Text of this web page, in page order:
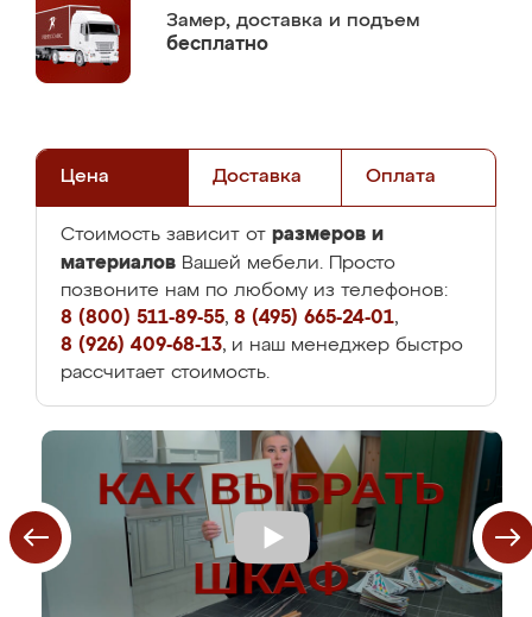
Замер, доставка и подъем
бесплатно
Цена Доставка Оплата
Стоимость зависит от размеров и
материалов Вашей мебели. Просто
позвоните нам по любому из телефонов:
8 (800) 511-89-55, 8 (495) 665-24-01,
8 (926) 409-68-13, и наш менеджер быстро
рассчитает стоимость.